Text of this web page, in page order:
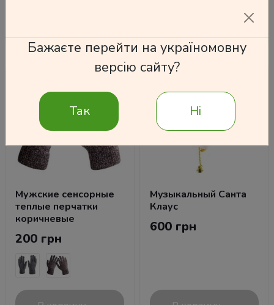
Мужские сенсорные
теплые перчатки
коричневые
200 грн
Музыкальный Санта
Клаус
600 грн
Бажаєте перейти на україномовну
версію сайту?
Так Ні